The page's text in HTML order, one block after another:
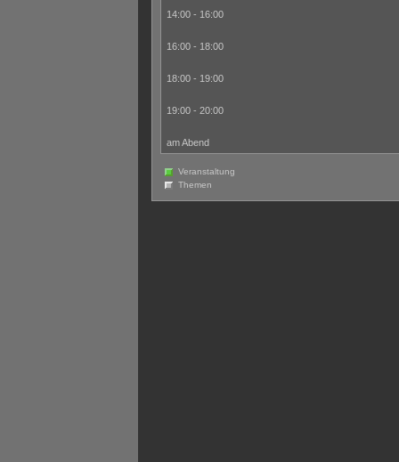
14:00 - 16:00
16:00 - 18:00
18:00 - 19:00
19:00 - 20:00
am Abend
Veranstaltung
Themen